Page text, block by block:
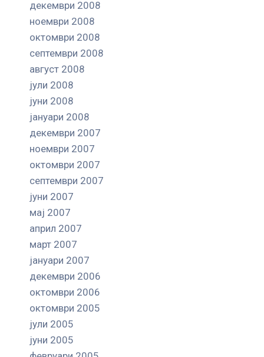
декември 2008
ноември 2008
октомври 2008
септември 2008
август 2008
јули 2008
јуни 2008
јануари 2008
декември 2007
ноември 2007
октомври 2007
септември 2007
јуни 2007
мај 2007
април 2007
март 2007
јануари 2007
декември 2006
октомври 2006
октомври 2005
јули 2005
јуни 2005